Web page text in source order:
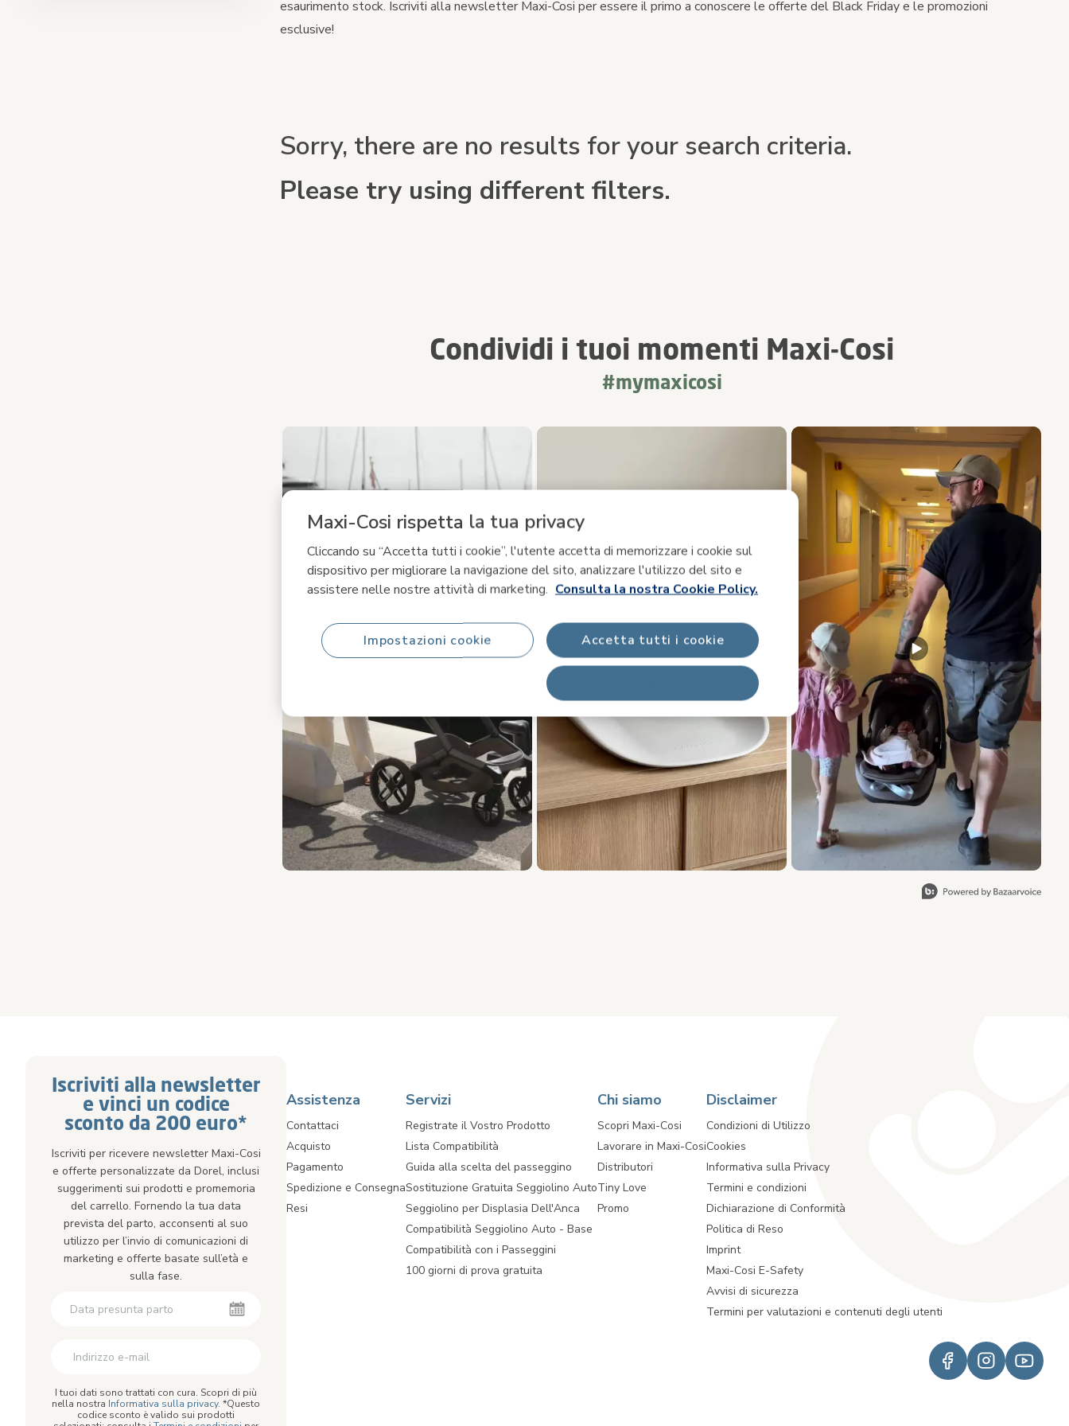
Maxi-Cosi rispetta la tua privacy
Cliccando su “Accetta tutti i cookie”, l'utente accetta di memorizzare i cookie sul
dispositivo per migliorare la navigazione del sito, analizzare l'utilizzo del sito e
assistere nelle nostre attività di marketing. Consulta la nostra Cookie Policy.
Accetta tutti i cookie
Impostazioni cookie
esaurimento stock. Iscriviti alla newsletter Maxi-Cosi per essere il primo a conoscere le offerte del Black Friday e le promozioni
esclusive!
Sorry, there are no results for your search criteria.
Please try using different filters.
Condividi i tuoi momenti Maxi-Cosi
#mymaxicosi
Carosello multimediale
Carosello con le foto dei prodotti. Usa i pulsanti previous (precedente) e next (successivo) per navigare.
Iscriviti alla newsletter
e vinci un codice
sconto da 200 euro*
Iscriviti per ricevere newsletter Maxi-Cosi
e offerte personalizzate da Dorel, inclusi
suggerimenti sui prodotti e promemoria
del carrello. Fornendo la tua data
prevista del parto, acconsenti al suo
utilizzo per l’invio di comunicazioni di
marketing e offerte basate sull’età e
sulla fase.
I tuoi dati sono trattati con cura. Scopri di più
nella nostra Informativa sulla privacy. *Questo
codice sconto è valido sui prodotti
Assistenza
Contattaci
Acquisto
Pagamento
Spedizione e Consegna
Resi
Servizi
Registrate il Vostro Prodotto
Lista Compatibilità
Guida alla scelta del passeggino
Sostituzione Gratuita Seggiolino Auto
Seggiolino per Displasia Dell'Anca
Compatibilità Seggiolino Auto - Base
Compatibilità con i Passeggini
100 giorni di prova gratuita
Chi siamo
Scopri Maxi-Cosi
Lavorare in Maxi-Cosi
Distributori
Tiny Love
Promo
Disclaimer
Condizioni di Utilizzo
Cookies
Informativa sulla Privacy
Termini e condizioni
Dichiarazione di Conformità
Politica di Reso
Imprint
Maxi-Cosi E-Safety
Avvisi di sicurezza
Termini per valutazioni e contenuti degli utenti